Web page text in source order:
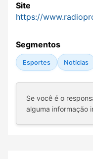
Site
https://
Segmentos
Esportes Notícias
Se você é o
alguma informação